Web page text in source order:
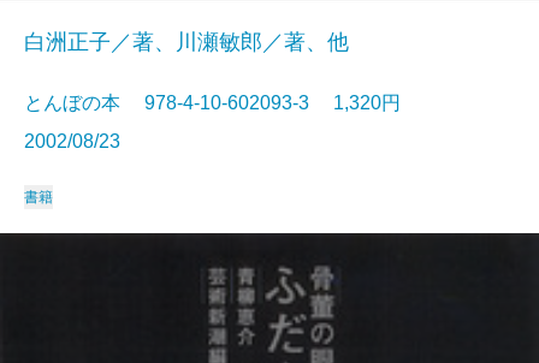
白洲正子／著、川瀬敏郎／著、他
とんぼの本 978-4-10-602093-3 1,320円
2002/08/23
書籍